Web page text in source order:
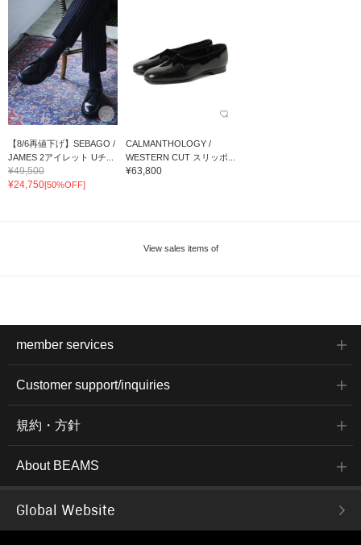
【8/6再値下げ】SEBAGO /
JAMES 2アイレット Uチ...
¥49,500
¥24,750[50%OFF]
CALMANTHOLOGY /
WESTERN CUT スリッポ...
¥63,800
View sales items of
member services
Customer support/inquiries
規約・方針
About BEAMS
Global Website